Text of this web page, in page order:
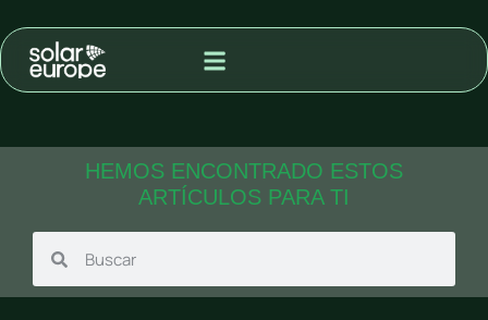
HEMOS ENCONTRADO ESTOS
ARTÍCULOS PARA TI